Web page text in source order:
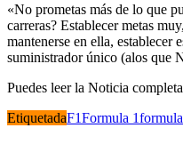
«No prometas más de lo que
carreras? Establecer metas
mantenerse en ella,
suministrador único (alos que
Puedes leer la Noticia
EtiquetadaF1Formula 1